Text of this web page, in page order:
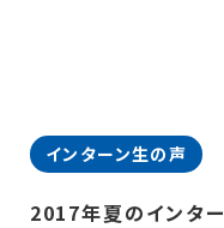
インターン生の声
2017年夏のインタ